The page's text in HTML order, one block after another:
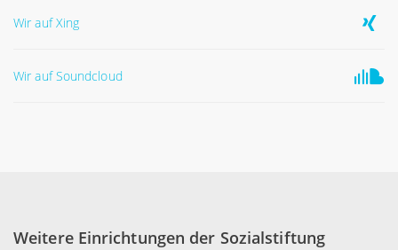
Wir auf Xing
Wir auf Soundcloud
Weitere Einrichtungen der Sozialstiftung